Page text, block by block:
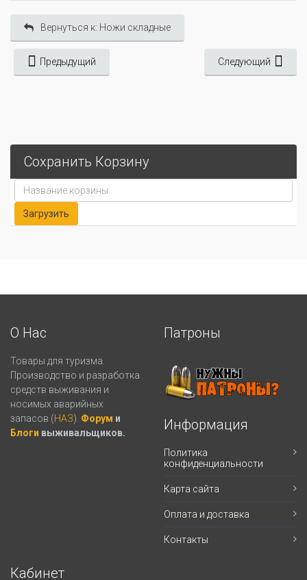
Вернуться к: Ножи складные
Предыдущий Следующий
Сохранить Корзину
О Нас
Товары для туризма.
Производство и разработка
средств выживания и
носимых аварийных
запасов (НАЗ). Форум и
Блоги выживальщиков.
Патроны
Информация
Политика
конфиденциальности
Карта сайта
Оплата и доставка
Контакты
Кабинет